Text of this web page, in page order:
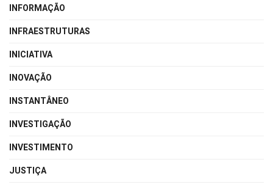
INFORMAÇÃO
INFRAESTRUTURAS
INICIATIVA
INOVAÇÃO
INSTANTÂNEO
INVESTIGAÇÃO
INVESTIMENTO
JUSTIÇA